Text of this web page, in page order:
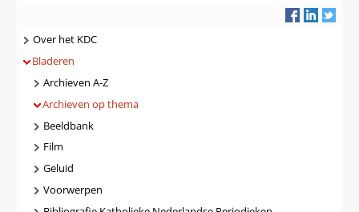
Navigatie
Over het KDC
Bladeren
Archieven A-Z
Archieven op thema
Beeldbank
Film
Geluid
Voorwerpen